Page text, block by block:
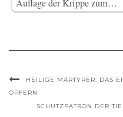
Auflage der Krippe zum…
HEILIGE MÄRTYRER: DAS
OPFERN
SCHUTZPATRON DER